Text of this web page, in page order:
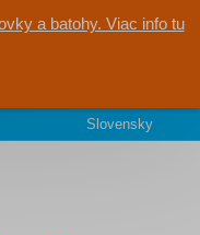
a batohy. Viac info tu
Slovensky